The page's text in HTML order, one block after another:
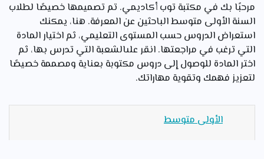
مرحبًا بك في مكتبة توب أكاديمي. تم تصميمها خصيصًا لطلاب
السنة الأولى متوسط الباحثين عن المعرفة. هنا، يمكنك
استعراض الدروس حسب المستوى التعليمي، ثم اختيار المادة
التي ترغب في مراجعتها. انقر علىالشعبة التي تدرس بها، ثم
اختر المادة للوصول إلى دروس مكتوبة بعناية ومصممة خصيصًا
لتعزيز فهمك وتقوية مهاراتك.
الأولى متوسط